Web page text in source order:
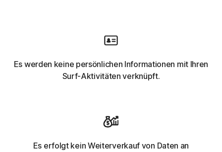
Es werden keine persönlichen Informationen mit Ihren
Surf-Aktivitäten verknüpft.
Es erfolgt kein Weiterverkauf von Daten an